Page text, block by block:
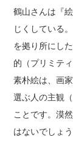
鶴山さんは『
じくしている
を拠り所にし
的（プリミテ
素朴絵は、画
選ぶ人の主観
ことです。漠
はないでしょう